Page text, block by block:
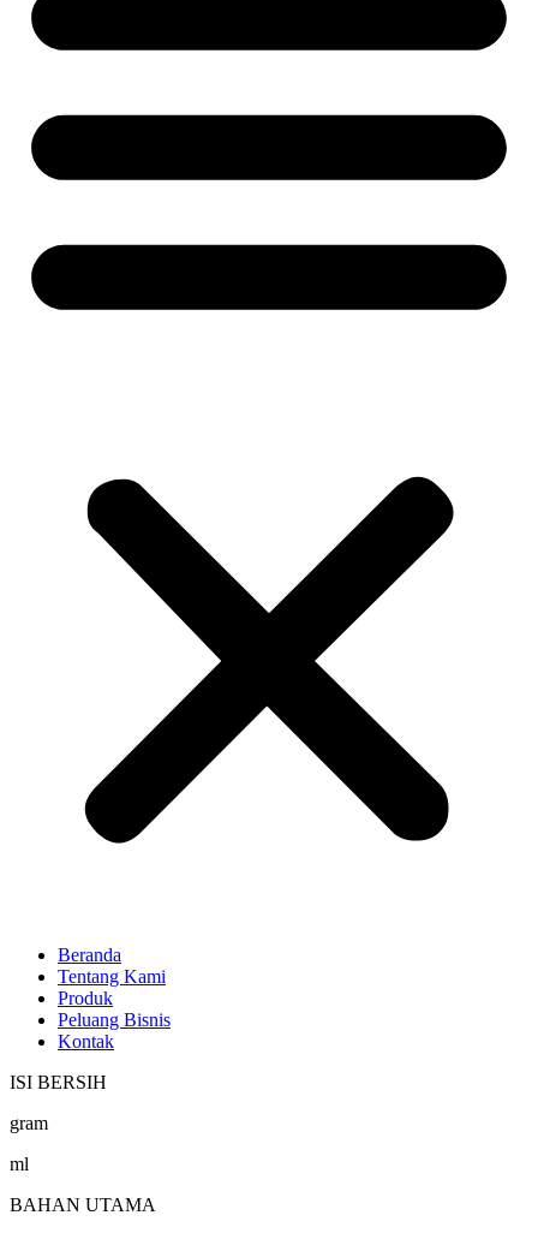
Beranda
Tentang Kami
Produk
Peluang Bisnis
Kontak
ISI BERSIH
gram
ml
BAHAN UTAMA